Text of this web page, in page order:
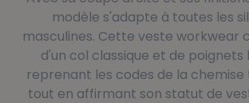
modèle s'adapte à toutes les
masculines. Cette veste workwear
d'un col classique et de poignets
reprenant les codes de la
tout en affirmant son statut de